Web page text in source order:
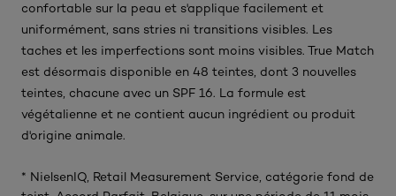
confortable sur la peau et s'applique facilement et
uniformément, sans stries ni transitions visibles. Les
taches et les imperfections sont moins visibles. True Match
est désormais disponible en 48 teintes, dont 3 nouvelles
teintes, chacune avec un SPF 16. La formule est
végétalienne et ne contient aucun ingrédient ou produit
d'origine animale.
* NielsenIQ, Retail Measurement Service, catégorie fond de